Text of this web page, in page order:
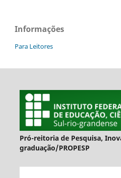
Informações
Para Leitores
Pró-reitoria de Pesquisa,
graduação/PROPESP